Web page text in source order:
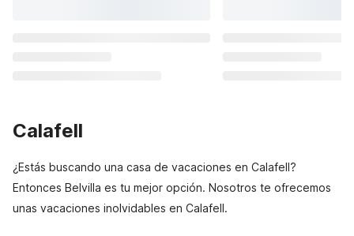
Calafell
¿Estás buscando una casa de vacaciones en Calafell?
Entonces Belvilla es tu mejor opción. Nosotros te ofrecemos
unas vacaciones inolvidables en Calafell.